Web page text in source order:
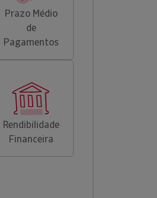
Prazo Médio
de
Pagamentos
Rendibilidade
Financeira